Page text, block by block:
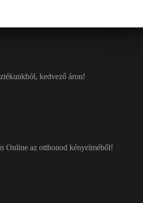
kedvező áron!
Online az otthonod kényelméből!